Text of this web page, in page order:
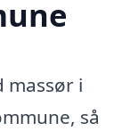
massør i
så